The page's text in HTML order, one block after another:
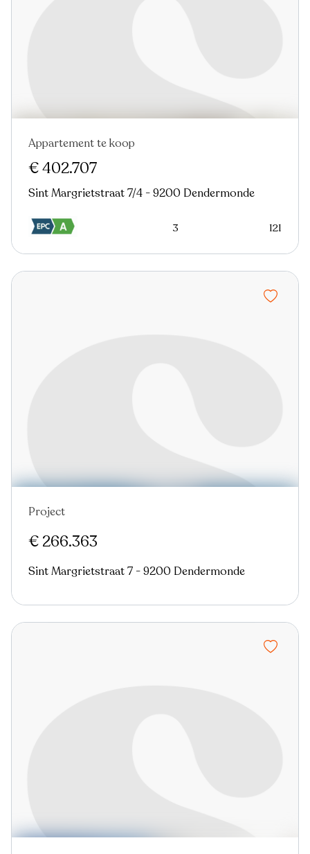
Virtual tour
Appartement te koop
€ 402.707
Sint Margrietstraat 7/4 - 9200 Dendermonde
3 121
Virtual tour
Project
€ 266.363
Sint Margrietstraat 7 - 9200 Dendermonde